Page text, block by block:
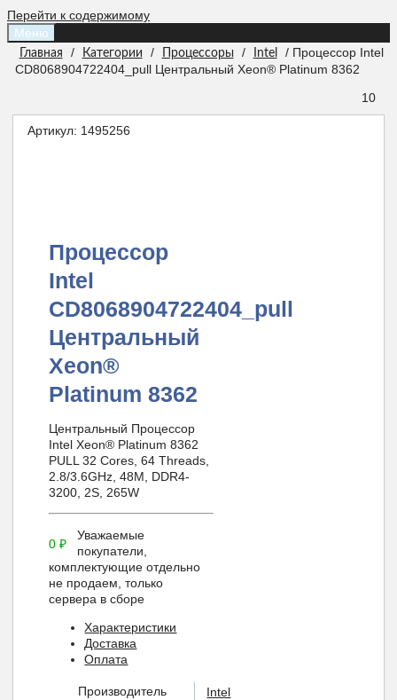
Перейти к содержимому
Меню
Главная / Категории / Процессоры / Intel
/ Процессор Intel
CD8068904722404_pull Центральный Xeon® Platinum 8362
10
Артикул: 1495256
Процессор
Intel
CD8068904722404_pull
Центральный
Xeon®
Platinum 8362
Центральный Процессор
Intel Xeon® Platinum 8362
PULL 32 Cores, 64 Threads,
2.8/3.6GHz, 48M, DDR4-
3200, 2S, 265W
0₽
Уважаемые
покупатели,
комплектующие отдельно
не продаем, только
сервера в сборе
Характеристики
Доставка
Оплата
Производитель
Intel